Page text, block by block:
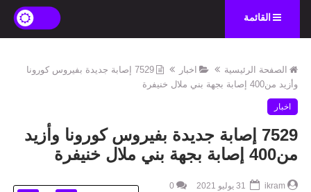
القائمة
الصفحة الرئيسية اخبار
7529 إصابة جديدة بفيروس كورونا
وأزيد من400 إصابة بجهة بني ملال خنيفرة
اخبار
7529 إصابة جديدة بفيروس كورونا وأزيد
من400 إصابة بجهة بني ملال خنيفرة
ikram
0